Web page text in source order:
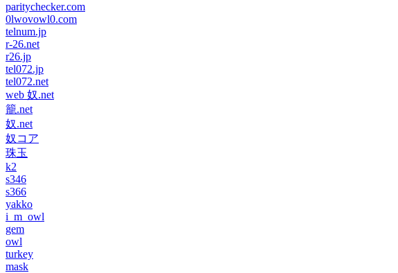
paritychecker.com
0lwovowl0.com
telnum.jp
r-26.net
r26.jp
tel072.jp
tel072.net
web 奴.net
籠.net
奴.net
奴コア
珠玉
k2
s346
s366
yakko
i_m_owl
gem
owl
turkey
mask